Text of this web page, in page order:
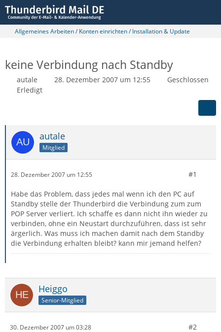
Allgemeines Arbeiten / Konten einrichten / Installation & Update
keine Verbindung nach Standby
autale 28. Dezember 2007 um 12:55
Geschlossen
Erledigt
autale
Mitglied
28. Dezember 2007 um 12:55 #1
Habe das Problem, dass jedes mal wenn ich den PC auf
Standby stelle der Thunderbird die Verbindung zum zum
POP Server verliert. Ich schaffe es dann nicht ihn wieder zu
verbinden, ohne ein Neustart durchzuführen, dass ist sehr
ärgerlich. Was muss ich machen damit nach dem Standby
die Verbindung erhalten bleibt? kann mir jemand helfen?
Heiggo
Senior-Mitglied
30. Dezember 2007 um 03:28 #2